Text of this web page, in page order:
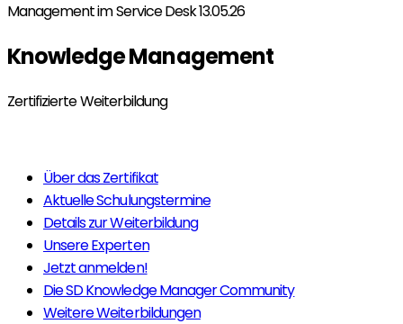
Management im Service Desk13.05.26
Knowledge Management
Zertifizierte Weiterbildung
Über das Zertifikat
Aktuelle Schulungstermine
Details zur Weiterbildung
Unsere Experten
Jetzt anmelden!
Die SD Knowledge Manager Community
Weitere Weiterbildungen